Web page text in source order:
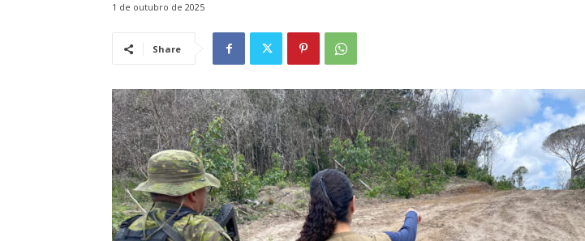
1 de outubro de 2025
Share